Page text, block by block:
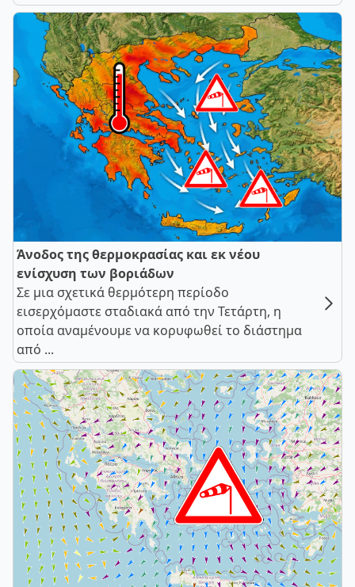
Άνοδος της θερμοκρασίας και εκ νέου
ενίσχυση των βοριάδων
Σε μια σχετικά θερμότερη περίοδο
εισερχόμαστε σταδιακά από την Τετάρτη, η
οποία αναμένουμε να κορυφωθεί το διάστημα
από ...